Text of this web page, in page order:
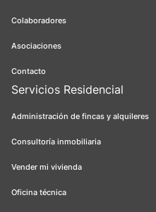
Colaboradores
Asociaciones
Contacto
Servicios Residencial
Administración de fincas y alquileres
Consultoría inmobiliaria
Vender mi vivienda
Oficina técnica